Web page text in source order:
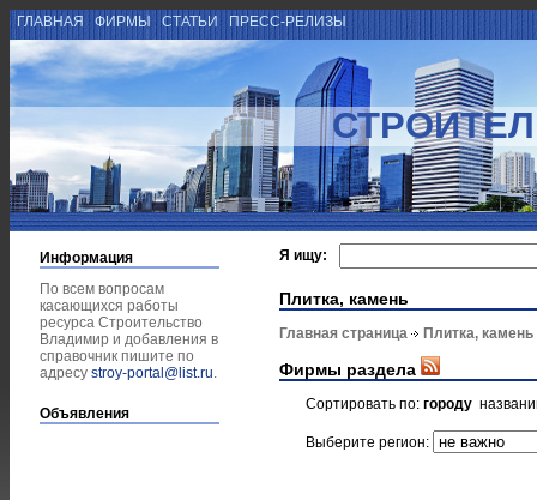
ГЛАВНАЯ ФИРМЫ СТАТЬИ ПРЕСС-РЕЛИЗЫ
Информация
По всем вопросам
касающихся работы
ресурса Строительство
Владимир и добавления в
справочник пишите по
адресу stroy-portal@list.ru.
Объявления
Я ищу:
Плитка, камень
Главная страница Плитка, камень
Фирмы раздела
Сортировать по: городу
Выберите регион: